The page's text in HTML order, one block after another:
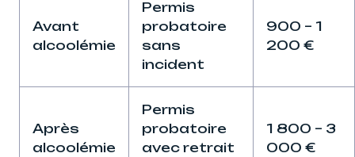
Avant
alcoolémie
Permis
probatoire
sans
incident
900 – 1
200 €
Après
alcoolémie
Permis
probatoire
avec retrait
1 800 – 3
000 €